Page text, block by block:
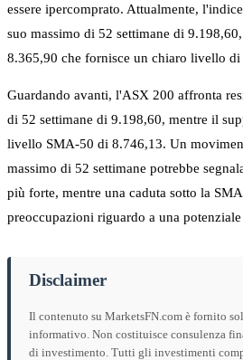
essere ipercomprato. Attualmente,
suo massimo di 52 settimane di
8.365,90 che fornisce un chiaro livello di
Guardando avanti, l'ASX 200 affronta
di 52 settimane di 9.198,60, mentre il
livello SMA-50 di 8.746,13. Un
massimo di 52 settimane potrebbe
più forte, mentre una caduta sotto la
preoccupazioni riguardo a una
Disclaimer
Il contenuto su MarketsFN.com è fornito
informativo. Non costituisce consulenza
di investimento. Tutti gli investimenti